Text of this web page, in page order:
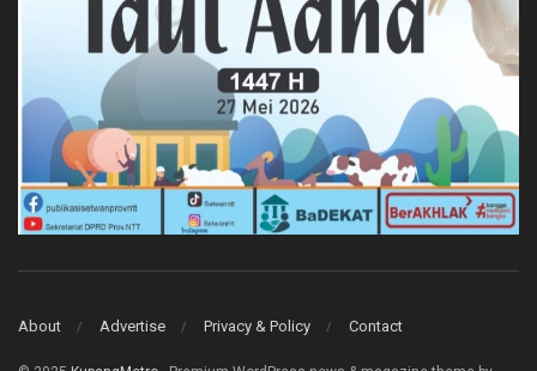
About Advertise Privacy & Policy Contact